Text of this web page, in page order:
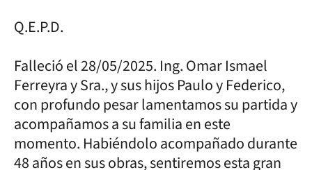
Q.E.P.D.
Falleció el 28/05/2025. Ing. Omar Ismael
Ferreyra y Sra., y sus hijos Paulo y Federico,
con profundo pesar lamentamos su partida y
acompañamos a su familia en este
momento. Habiéndolo acompañado durante
48 años en sus obras, sentiremos esta gran